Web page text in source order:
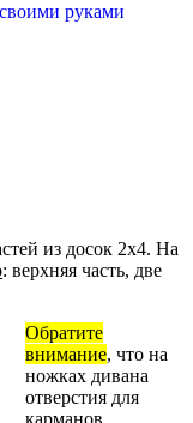
из досок 2х4. На
: верхняя часть, две
Обратите
внимание, что на
ножках дивана
отверстия для
карманов